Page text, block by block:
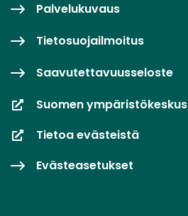
Palvelukuvaus
Tietosuojailmoitus
Saavutettavuusseloste
Suomen ympäristökeskus
Tietoa evästeistä
Evästeasetukset